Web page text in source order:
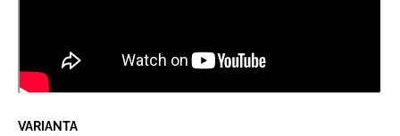
VARIANTA